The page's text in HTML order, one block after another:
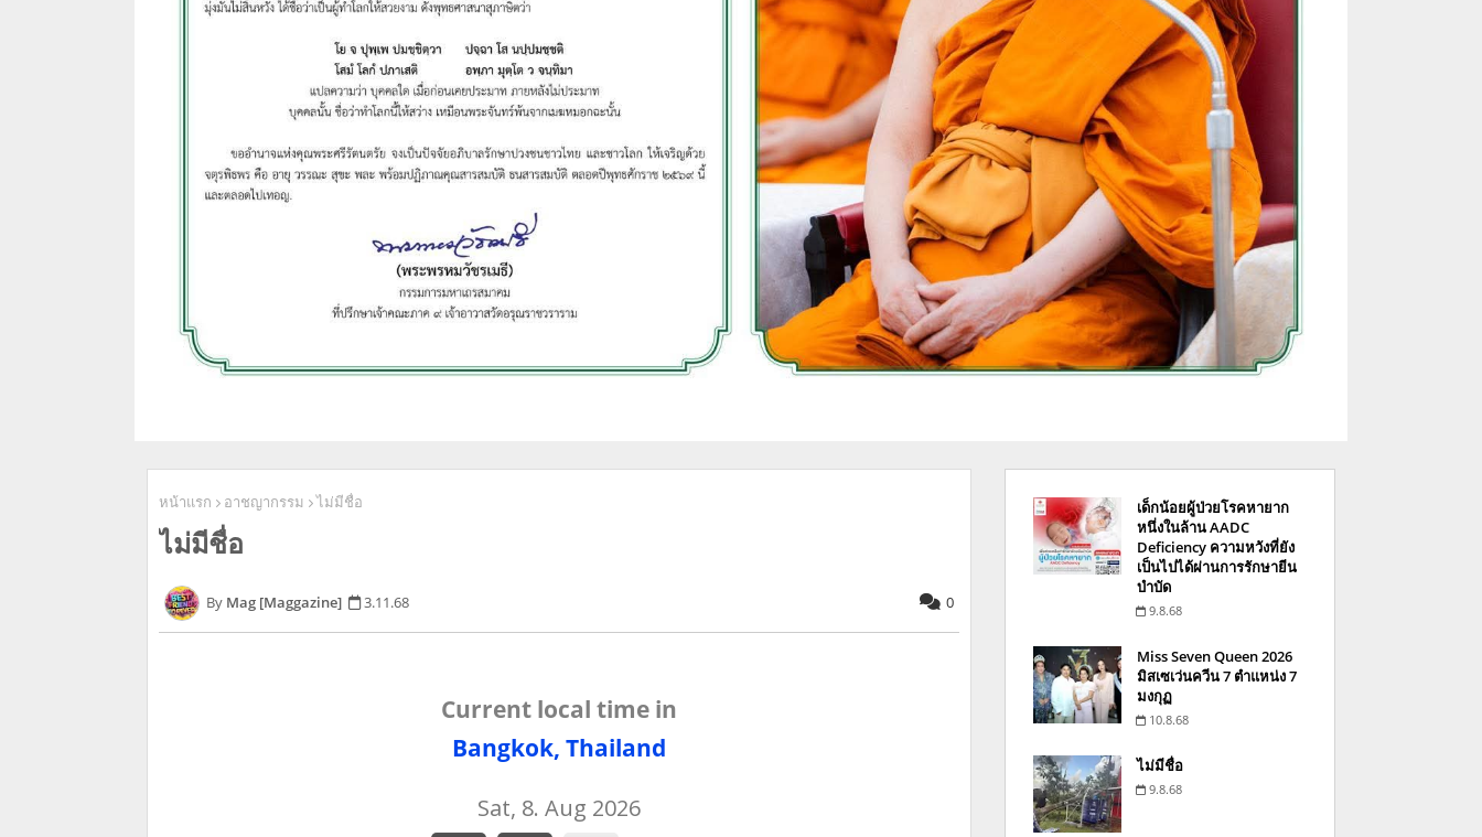
หน้าแรก อาชญากรรม ไม่มีชื่อ
ไม่มีชื่อ
Mag [Maggazine] 3.11.68 0
Current local time in
Bangkok, Thailand
เด็กน้อยผู้ป่วยโรคหายาก
หนึ่งในล้าน AADC
Deficiency ความหวังที่ยัง
เป็นไปได้ผ่านการรักษายีน
บำบัด
9.8.68
Miss Seven Queen 2026
มิสเซเว่นควีน 7 ตำแหน่ง 7
มงกุฏ
10.8.68
ไม่มีชื่อ
9.8.68